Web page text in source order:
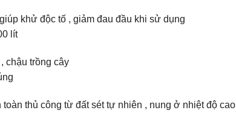
khử độc tố , giảm đau đầu khi sử dụng
lít
chậu trồng cây
thủ công từ đất sét tự nhiên , nung ở nhiệt độ cao